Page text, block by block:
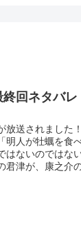
終回ネタバ
放送されました
明人が牡蠣を食
はないのではな
津が、康之介の